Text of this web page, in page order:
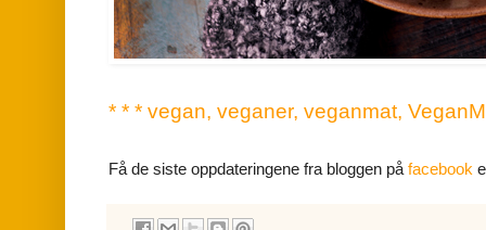
* * * vegan, veganer, veganmat,
Få de siste oppdateringene fra bloggen påfacebook